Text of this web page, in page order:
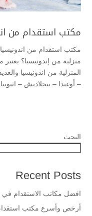
مكتب استقدام من
مكتب استقدام من
منزلية من إندونيسيا؟
المنزلية من اندونيسيا
– أوغندا – بنجلاديش –
البحث
Recent Posts
افضل مكاتب الاستقدام في
أرخص وأسرع مكتب